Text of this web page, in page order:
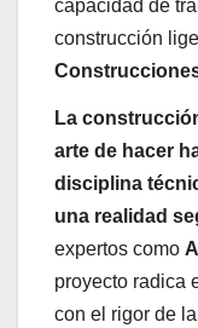
capacidad de
construcción
La
arte de hacer
disciplina
una realidad
expertos como
proyecto radica
con el rigor de